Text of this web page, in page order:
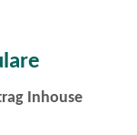
Inhouse